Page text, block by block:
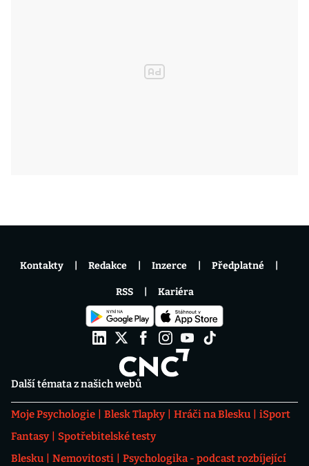
Další témata z našich webů
Moje Psychologie Blesk Tlapky Hráči na Blesku
iSport
Fantasy
Spotřebitelské testy
Blesku
Nemovitosti
Psychologika - podcast rozbíjející
Kontakty Redakce Inzerce Předplatné
RSS Kariéra